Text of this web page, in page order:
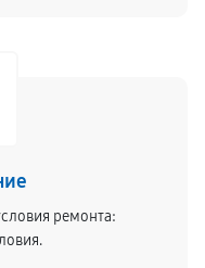
ремонта: